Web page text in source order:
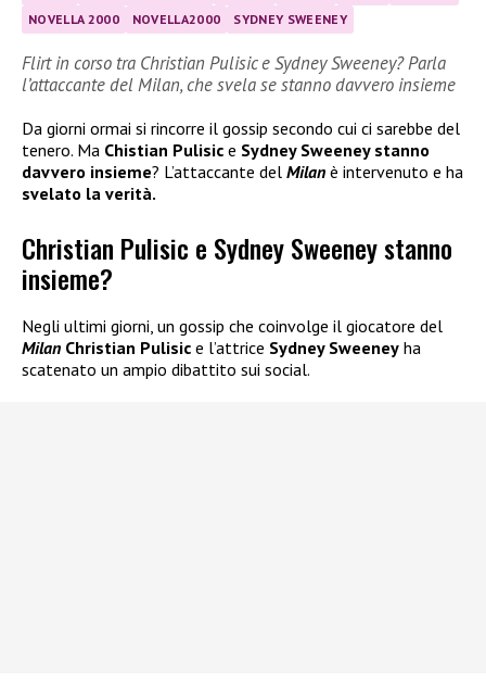
NOVELLA 2000
NOVELLA2000 SYDNEY SWEENEY
Flirt in corso tra Christian Pulisic e Sydney Sweeney? Parla
l’attaccante del Milan, che svela se stanno davvero insieme
Da giorni ormai si rincorre il gossip secondo cui ci sarebbe del
tenero. Ma Chistian Pulisic e Sydney Sweeney stanno
davvero insieme? L’attaccante del Milan è intervenuto e ha
svelato la verità.
Christian Pulisic e Sydney Sweeney stanno
insieme?
Negli ultimi giorni, un gossip che coinvolge il giocatore del
Milan Christian Pulisic e l’attrice Sydney Sweeney ha
scatenato un ampio dibattito sui social.